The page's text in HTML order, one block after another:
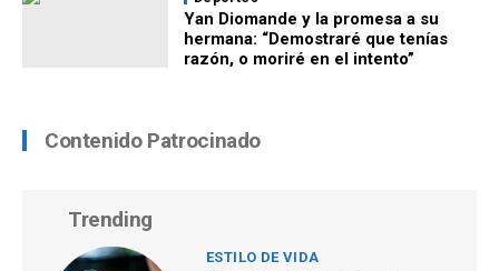
Yan Diomande y la promesa a su
hermana: “Demostraré que tenías
razón, o moriré en el intento”
Contenido Patrocinado
Trending
ESTILO DE VIDA